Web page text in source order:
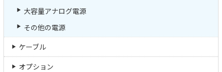
大容量アナログ電源
その他の電源
ケーブル
オプション